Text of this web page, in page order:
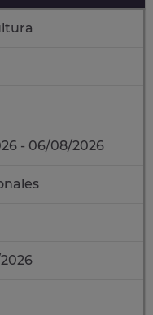
- 06/08/2026